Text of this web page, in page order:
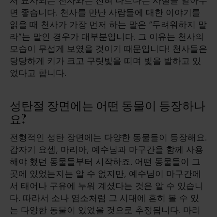
면 좋습니다. 천사를 만난 사람들에 대한 이야기를
읽을 때 천사가 가장 먼저 하는 말은 “두려워하지 말
라”는 말인 경우가 대부분입니다. 그 이유는 천사의
모습이 무섭게 보였을 것이기 때문입니다! 천사들은
당당하게 키가 크고 구릿빛을 띠며 빛을 발하고 있
었다고 합니다.
성탄절 장면에는 어떤 동물이 등장하나
요?
전형적인 성탄 장면에는 다양한 동물들이 등장해요.
갑자기 요셉, 마리아, 예수님과 마구간을 함께 사용
해야 했던 동물들부터 시작하죠. 어떤 동물들이 그
곳에 있었는지는 알 수 없지만, 예수님이 마구간에
서 태어나 구유에 누워 계셨다는 것은 알 수 있습니
다. 따라서 소나 염소처럼 그 시대에 흔히 볼 수 있
는 다양한 동물이 있었을 것으로 추정됩니다. 마리